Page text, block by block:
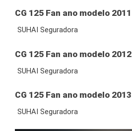
CG 125 Fan ano modelo 2011
SUHAI Seguradora
CG 125 Fan ano modelo 2012
SUHAI Seguradora
CG 125 Fan ano modelo 2013
SUHAI Seguradora